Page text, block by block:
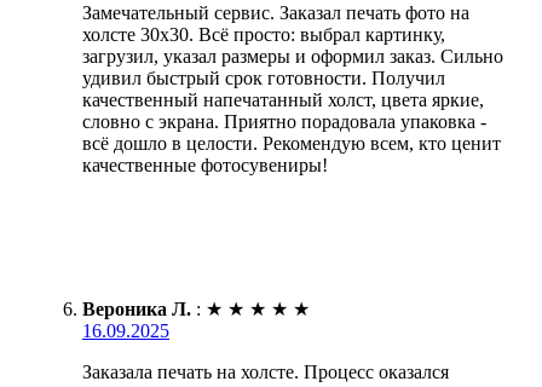
Замечательный сервис. Заказал печать фото на
холсте 30х30. Всё просто: выбрал картинку,
загрузил, указал размеры и оформил заказ. Сильно
удивил быстрый срок готовности. Получил
качественный напечатанный холст, цвета яркие,
словно с экрана. Приятно порадовала упаковка -
всё дошло в целости. Рекомендую всем, кто ценит
качественные фотосувениры!
Вероника Л. : ★ ★ ★ ★ ★
16.09.2025
Заказала печать на холсте. Процесс оказался